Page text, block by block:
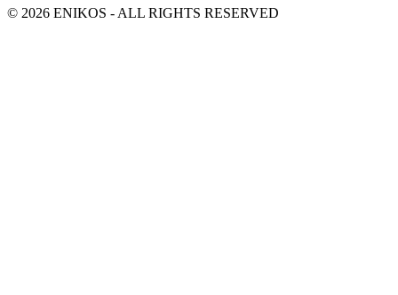
© 2026 ENIKOS - ALL RIGHTS RESERVED